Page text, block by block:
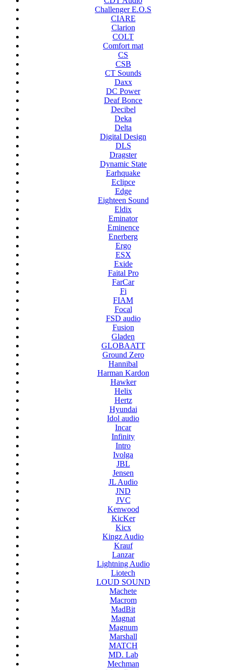
Challenger E.O.S
CIARE
Clarion
COLT
Comfort mat
CS
CSB
CT Sounds
Daxx
DC Power
Deaf Bonce
Decibel
Deka
Delta
Digital Design
DLS
Dragster
Dynamic State
Earhquake
Eclipce
Edge
Eighteen Sound
Eldix
Eminator
Eminence
Enerberg
Ergo
ESX
Exide
Faital Pro
FarCar
Fi
FIAM
Focal
FSD audio
Fusion
Gladen
GLOBAATT
Ground Zero
Hannibal
Harman Kardon
Hawker
Helix
Hertz
Hyundai
Idol audio
Incar
Infinity
Intro
Ivolga
JBL
Jensen
JL Audio
JND
JVC
Kenwood
KicKer
Kicx
Kingz Audio
Krauf
Lanzar
Lightning Audio
Liotech
LOUD SOUND
Machete
Macrom
MadBit
Magnat
Magnum
Marshall
MATCH
MD. Lab
Mechman